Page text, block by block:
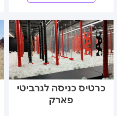
כרטיס כניסה לגרביטי
פארק